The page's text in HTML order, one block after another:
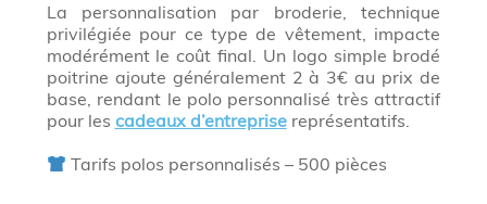
La personnalisation par broderie, technique
privilégiée pour ce type de vêtement, impacte
modérément le coût final. Un logo simple brodé
poitrine ajoute généralement 2 à 3€ au prix de
base, rendant le polo personnalisé très attractif
pour les cadeaux d’entreprisereprésentatifs.
Tarifs polos personnalisés – 500 pièces